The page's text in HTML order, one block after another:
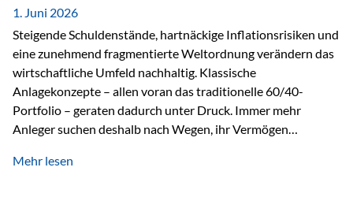
beeinflussen auch die liechtensteinische Wirtschaft.
Dennoch sieht…
1. Juni 2026
Steigende Schuldenstände, hartnäckige Inflationsrisiken und
eine zunehmend fragmentierte Weltordnung verändern das
wirtschaftliche Umfeld nachhaltig. Klassische
Anlagekonzepte – allen voran das traditionelle 60/40-
Portfolio – geraten dadurch unter Druck. Immer mehr
Anleger suchen deshalb nach Wegen, ihr Vermögen
Unsicherheit abzusichern. Genau hier rücken reale und
Mehr lesen